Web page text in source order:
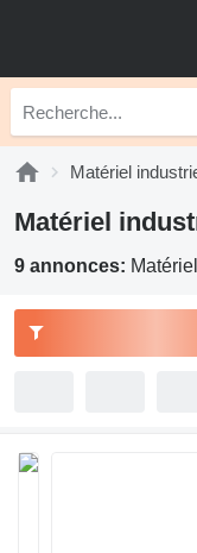
Matériel
Matériel
9 annonces: